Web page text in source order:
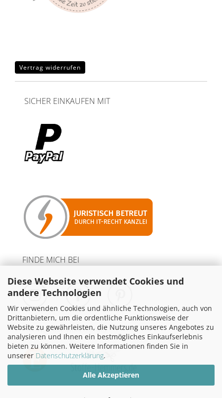
Diese Webseite verwendet Cookies und
andere Technologien
Wir verwenden Cookies und ähnliche Technologien, auch von
Drittanbietern, um die ordentliche Funktionsweise der
Website zu gewährleisten, die Nutzung unseres Angebotes zu
analysieren und Ihnen ein bestmögliches Einkaufserlebnis
bieten zu können. Weitere Informationen finden Sie in
unserer Datenschutzerklärung.
Alle Akzeptieren
Vertrag widerrufen
SICHER EINKAUFEN MIT
FINDE MICH BEI
PARTNER MIT WERBELINKS